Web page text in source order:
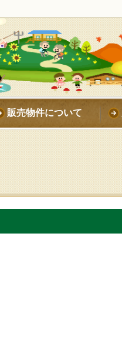
販売物件について